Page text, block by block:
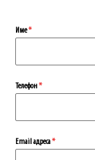
Име*
Телефон*
Еmail адреса*